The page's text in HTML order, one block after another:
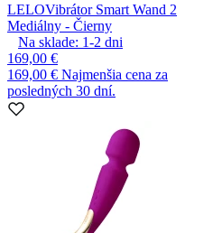
LELOVibrátor Smart Wand 2
Mediálny - Čierny
Na sklade: 1-2 dni
169,00 €
169,00 € Najmenšia cena za
posledných 30 dní.